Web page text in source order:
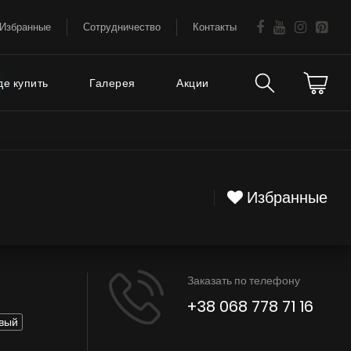
Избранные Сотрудничество Контакты
Техническая
Советы
Сервис
купить Галерея Акции
Избранные
Заказать по телефону
+38 068 778 71 16